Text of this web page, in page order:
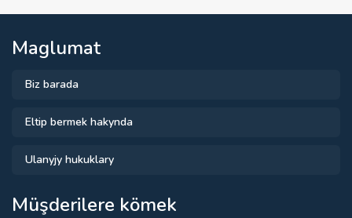
Maglumat
Biz barada
Eltip bermek hakynda
Ulanyjy hukuklary
Müşderilere kömek